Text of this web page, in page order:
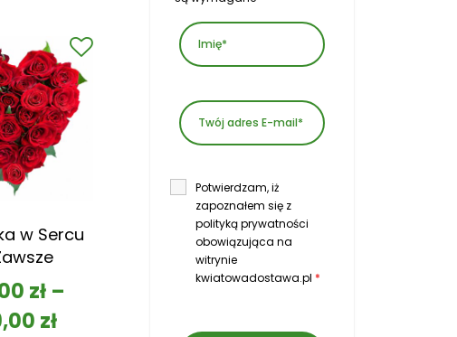
w Sercu
zł–
zł
Potwierdzam, iż
zapoznałem się z
polityką prywatności
obowiązująca na
witrynie
kwiatowadostawa.pl *